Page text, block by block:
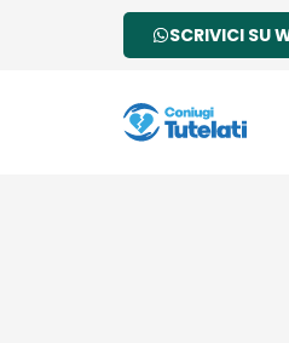
SCRIVICI SU